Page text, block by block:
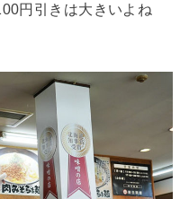
円引きは大きいよね